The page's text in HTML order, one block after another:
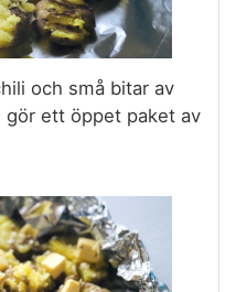
och små bitar av
gör ett öppet paket av